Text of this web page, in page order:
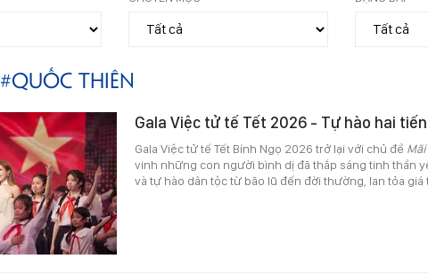
#QUỐC THIÊN
Gala Việc tử tế Tết 2026 - Tự hào hai
Gala Việc tử tế Tết Bính Ngọ 2026 trở lại với chủ đề
vinh những con người bình dị đã thắp sáng tinh thần
và tự hào dân tộc từ bão lũ đến đời thường, lan tỏa giá